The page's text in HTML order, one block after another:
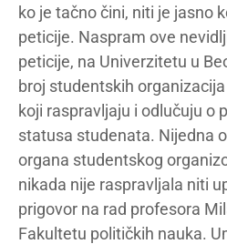
ko je tačno čini, niti je jasno
peticije. Naspram ove
peticije, na Univerzitetu u
broj studentskih
koji raspravljaju i odlučuju o
statusa studenata. Nijedna
organa studentskog
nikada nije raspravljala niti
prigovor na rad profesora
Fakultetu političkih nauka.